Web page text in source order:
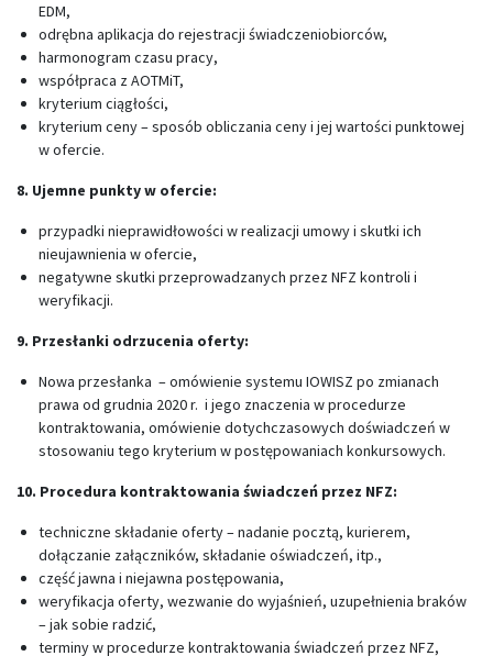
EDM,
odrębna aplikacja do rejestracji świadczeniobiorców,
harmonogram czasu pracy,
współpraca z AOTMiT,
kryterium ciągłości,
kryterium ceny – sposób obliczania ceny i jej wartości punktowej
w ofercie.
8. Ujemne punkty w ofercie:
przypadki nieprawidłowości w realizacji umowy i skutki ich
nieujawnienia w ofercie,
negatywne skutki przeprowadzanych przez NFZ kontroli i
weryfikacji.
9. Przesłanki odrzucenia oferty:
Nowa przesłanka – omówienie systemu IOWISZ po zmianach
prawa od grudnia 2020 r. i jego znaczenia w procedurze
kontraktowania, omówienie dotychczasowych doświadczeń w
stosowaniu tego kryterium w postępowaniach konkursowych.
10. Procedura kontraktowania świadczeń przez NFZ:
techniczne składanie oferty – nadanie pocztą, kurierem,
dołączanie załączników, składanie oświadczeń, itp.,
część jawna i niejawna postępowania,
weryfikacja oferty, wezwanie do wyjaśnień, uzupełnienia braków
– jak sobie radzić,
terminy w procedurze kontraktowania świadczeń przez NFZ,